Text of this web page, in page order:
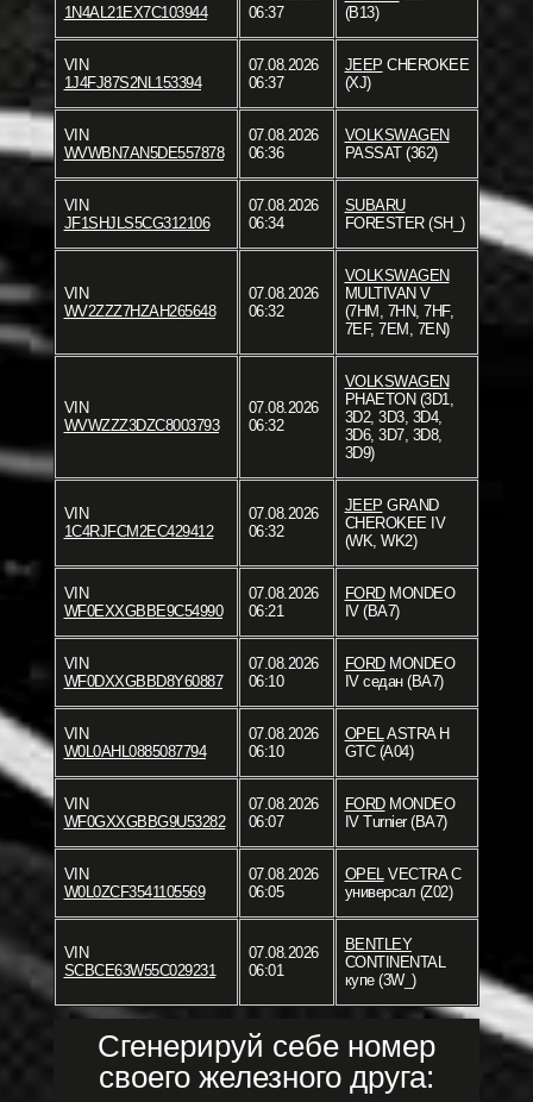
1N4AL21EX7C103944
06:37
(B13)
VIN
1J4FJ87S2NL153394
07.08.2026
06:37
JEEP CHEROKEE
(XJ)
VIN
WVWBN7AN5DE557878
07.08.2026
06:36
VOLKSWAGEN
PASSAT (362)
VIN
JF1SHJLS5CG312106
07.08.2026
06:34
SUBARU
FORESTER (SH_)
VIN
WV2ZZZ7HZAH265648
07.08.2026
06:32
VOLKSWAGEN
MULTIVAN V
(7HM, 7HN, 7HF,
7EF, 7EM, 7EN)
VIN
WVWZZZ3DZC8003793
07.08.2026
06:32
VOLKSWAGEN
PHAETON (3D1,
3D2, 3D3, 3D4,
3D6, 3D7, 3D8,
3D9)
VIN
1C4RJFCM2EC429412
07.08.2026
06:32
JEEP GRAND
CHEROKEE IV
(WK, WK2)
VIN
WF0EXXGBBE9C54990
07.08.2026
06:21
FORDMONDEO
IV (BA7)
VIN
WF0DXXGBBD8Y60887
07.08.2026
06:10
FORDMONDEO
IV седан (BA7)
VIN
W0L0AHL0885087794
07.08.2026
06:10
OPELASTRA H
GTC (A04)
VIN
WF0GXXGBBG9U53282
07.08.2026
06:07
FORDMONDEO
IV Turnier (BA7)
VIN
W0L0ZCF3541105569
07.08.2026
06:05
OPELVECTRA C
универсал (Z02)
VIN
SCBCE63W55C029231
07.08.2026
06:01
BENTLEY
CONTINENTAL
купе (3W_)
Сгенерируй себе номер
своего железного друга: